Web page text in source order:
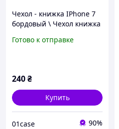
Чехол - книжка IPhone 7
бордовый \ Чехол книжка
(магнитная есть отдел
Готово к отправке
240₴
Купить
01case 90%